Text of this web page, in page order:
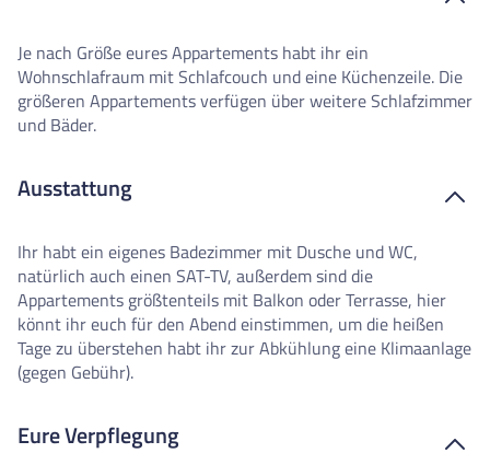
Je nach Größe eures Appartements habt ihr ein
Wohnschlafraum mit Schlafcouch und eine Küchenzeile. Die
größeren Appartements verfügen über weitere Schlafzimmer
und Bäder.
Ausstattung
Ihr habt ein eigenes Badezimmer mit Dusche und WC,
natürlich auch einen SAT-TV, außerdem sind die
Appartements größtenteils mit Balkon oder Terrasse, hier
könnt ihr euch für den Abend einstimmen, um die heißen
Tage zu überstehen habt ihr zur Abkühlung eine Klimaanlage
(gegen Gebühr).
Eure Verpflegung